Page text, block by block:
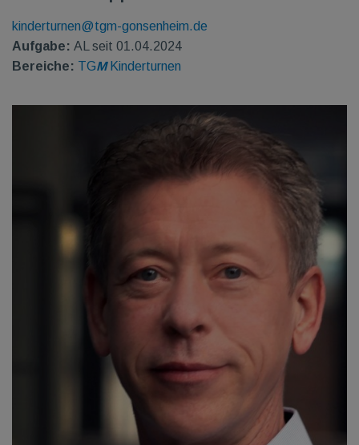
kinderturnen@tgm-gonsenheim.de
Aufgabe: AL seit 01.04.2024
Bereiche: TGMKinderturnen